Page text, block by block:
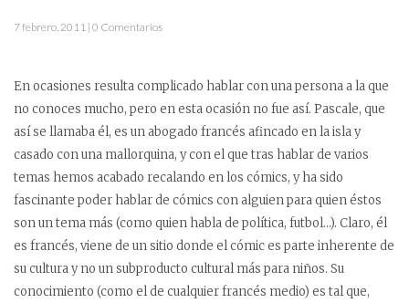
7 febrero, 2011 | 0 Comentarios
En ocasiones resulta complicado hablar con una persona a la que
no conoces mucho, pero en esta ocasión no fue así. Pascale, que
así se llamaba él, es un abogado francés afincado en la isla y
casado con una mallorquina, y con el que tras hablar de varios
temas hemos acabado recalando en los cómics, y ha sido
fascinante poder hablar de cómics con alguien para quien éstos
son un tema más (como quien habla de política, futbol…). Claro, él
es francés, viene de un sitio donde el cómic es parte inherente de
su cultura y no un subproducto cultural más para niños. Su
conocimiento (como el de cualquier francés medio) es tal que,